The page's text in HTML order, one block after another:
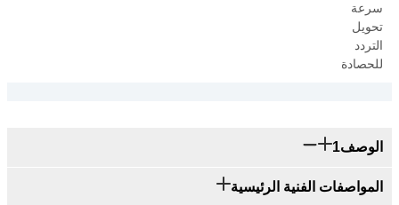
الوصف1
المواصفات الفنية الرئيسية